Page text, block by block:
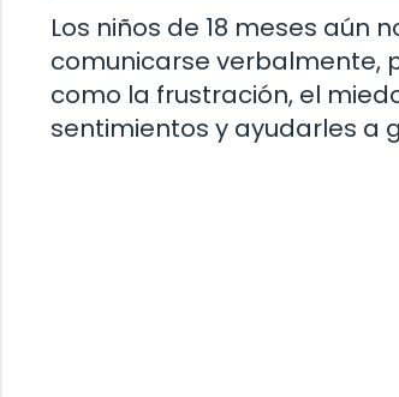
Los niños de 18 meses
comunicarse verbalmente,
como la frustración, el
sentimientos y ayudarles a